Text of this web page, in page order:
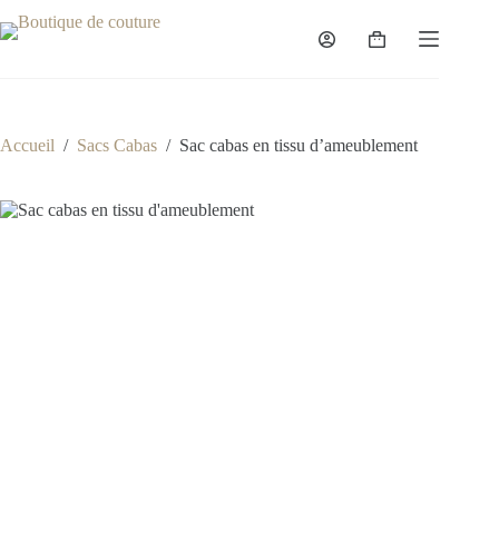
au
Panier
Accueil / Sacs Cabas / Sac cabas en tissu d’ameublement